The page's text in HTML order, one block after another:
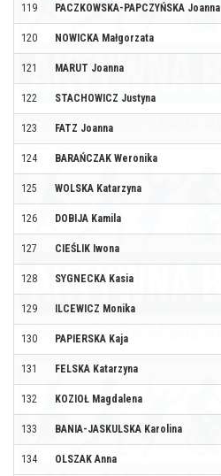
119 PACZKOWSKA-PAPCZYŃSKA Joanna
120 NOWICKA Małgorzata
121 MARUT Joanna
122 STACHOWICZ Justyna
123 FATZ Joanna
124 BARAŃCZAK Weronika
125 WOLSKA Katarzyna
126 DOBIJA Kamila
127 CIEŚLIK Iwona
128 SYGNECKA Kasia
129 ILCEWICZ Monika
130 PAPIERSKA Kaja
131 FELSKA Katarzyna
132 KOZIOŁ Magdalena
133 BANIA-JASKULSKA Karolina
134 OLSZAK Anna